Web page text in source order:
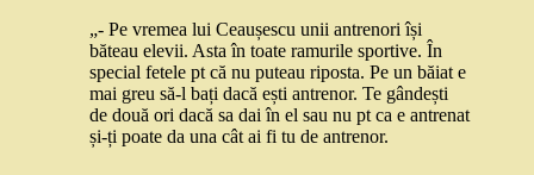
„- Pe vremea lui Ceaușescu unii antrenori își
băteau elevii. Asta în toate ramurile sportive. În
special fetele pt că nu puteau riposta. Pe un băiat e
mai greu să-l bați dacă ești antrenor. Te gândești
de două ori dacă sa dai în el sau nu pt ca e antrenat
și-ți poate da una cât ai fi tu de antrenor.